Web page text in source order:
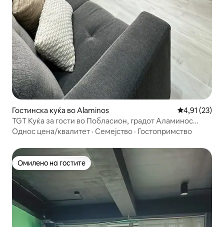
Гостинска куќа во Alaminos Просечна
4,91 (23)
TGT Куќа за гости во Побласион, градот Аламинос
(сместување 1)
Однос цена/квалитет · Семејство · Гостопримство
Омилено на гостите
Омилено на гостите